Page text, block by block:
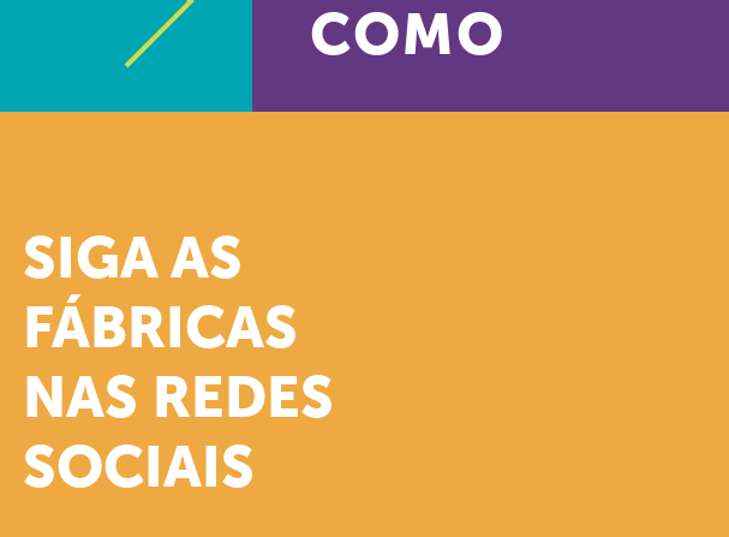
COMO
SIGA AS
FÁBRICAS
NAS REDES
SOCIAIS